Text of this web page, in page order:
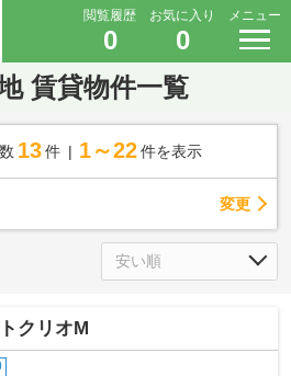
閲覧履歴
0
お気に入り
0
メニュー
賃貸物件一覧
13 件 1～22 件を表示
変更
クリオM